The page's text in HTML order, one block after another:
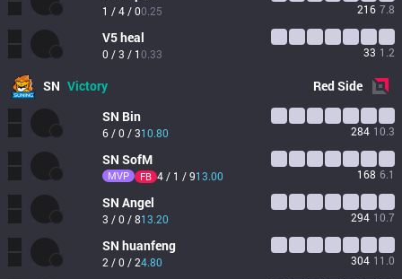
1 / 4 / 00.25 216 7.8
V5heal
0 / 3 / 10.33 33 1.2
SN Victory RedSide
SN Bin
6 / 0 / 310.80 284 10.3
SN SofM
MVP FB 4 / 1 / 913.00 168 6.1
SN Angel
3 / 0 / 813.20 294 10.7
SN huanfeng
2 / 0 / 24.80 304 11.0